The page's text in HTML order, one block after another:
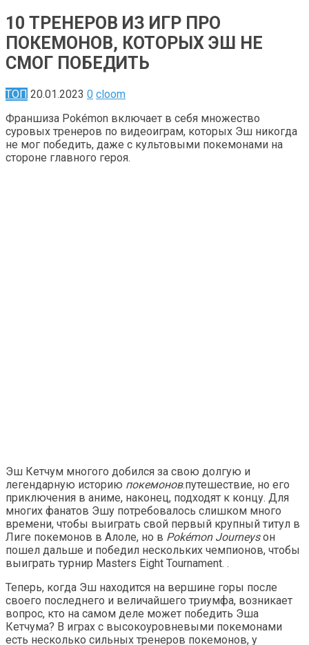
10 ТРЕНЕРОВ ИЗ ИГР ПРО
ПОКЕМОНОВ, КОТОРЫХ ЭШ НЕ
СМОГ ПОБЕДИТЬ
ТОП 20.01.2023 0 cloom
Франшиза Pokémon включает в себя множество
суровых тренеров по видеоиграм, которых Эш никогда
не мог победить, даже с культовыми покемонами на
стороне главного героя.
Эш Кетчум многого добился за свою долгую и
легендарную историю покемонов.путешествие, но его
приключения в аниме, наконец, подходят к концу. Для
многих фанатов Эшу потребовалось слишком много
времени, чтобы выиграть свой первый крупный титул в
Лиге покемонов в Алоле, но в Pokémon Journeysон
пошел дальше и победил нескольких чемпионов, чтобы
выиграть турнир Masters Eight Tournament. .
Теперь, когда Эш находится на вершине горы после
своего последнего и величайшего триумфа, возникает
вопрос, кто на самом деле может победить Эша
Кетчума? В играх с высокоуровневыми покемонами
есть несколько сильных тренеров покемонов, у